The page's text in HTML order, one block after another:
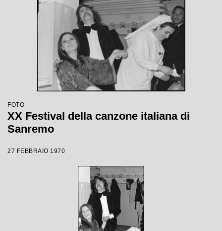
FOTO
XX Festival della canzone italiana di
Sanremo
27 FEBBRAIO 1970